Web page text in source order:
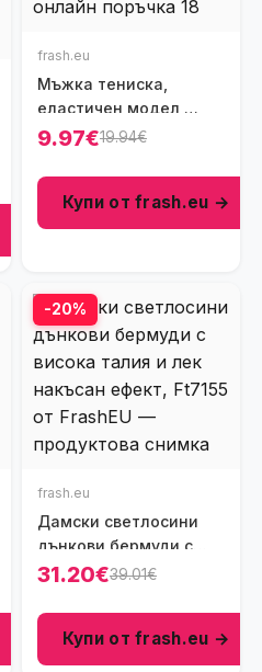
frash.eu
Мъжка тениска,
еластичен модел,
Ft6001
9.97€19.94€
Купи от frash.eu →
-20%
frash.eu
Дамски светлосини
дънкови бермуди с
висока талия и лек
31.20€39.01€
Купи от frash.eu →